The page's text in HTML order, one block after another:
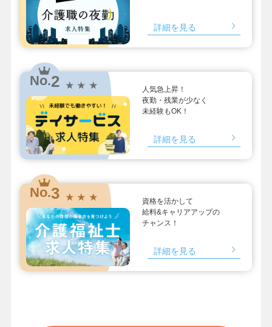
詳細を見る
No.2 ★ ★ ★
人気急上昇！
夜勤・残業が少なく
未経験もOK！
詳細を見る
No.3 ★ ★ ★
資格を活かして
給料&キャリアアップの
チャンス！
詳細を見る